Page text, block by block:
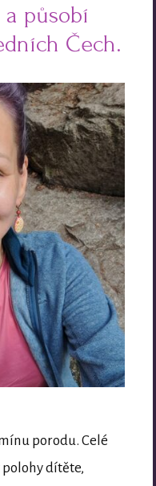
působí
Čech.
porodu. Celé
dítěte,